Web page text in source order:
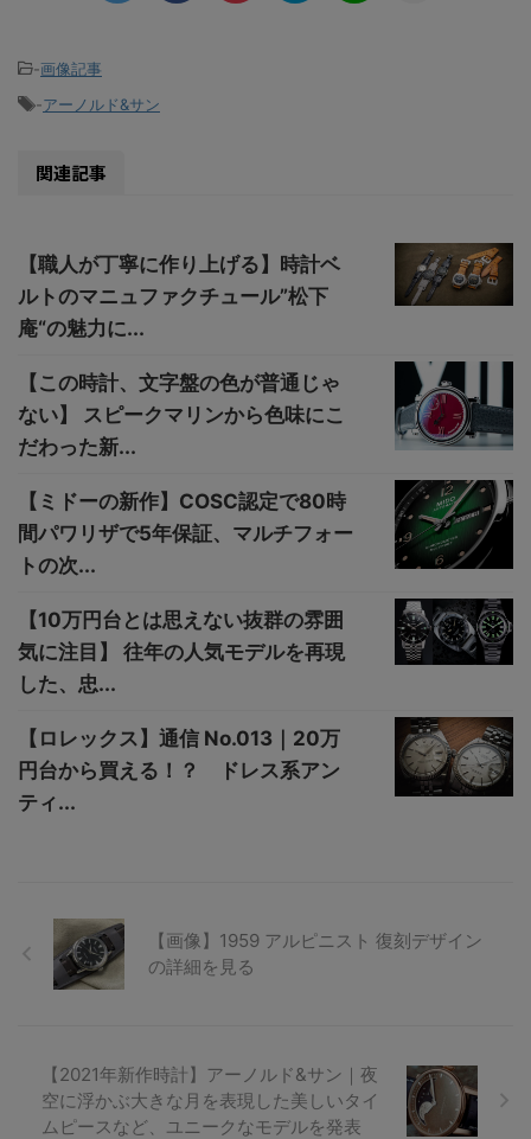
-画像記事
-アーノルド&サン
関連記事
【職人が丁寧に作り上げる】時計ベ
ルトのマニュファクチュール”松下
庵“の魅力に...
【この時計、文字盤の色が普通じゃ
ない】 スピークマリンから色味にこ
だわった新...
【ミドーの新作】COSC認定で80時
間パワリザで5年保証、マルチフォー
トの次...
【10万円台とは思えない抜群の雰囲
気に注目】 往年の人気モデルを再現
した、忠...
【ロレックス】通信 No.013｜20万
円台から買える！？ ドレス系アン
ティ...
【画像】1959 アルピニスト 復刻デザイン
の詳細を見る
【2021年新作時計】アーノルド&サン｜夜
空に浮かぶ大きな月を表現した美しいタイ
ムピースなど、ユニークなモデルを発表